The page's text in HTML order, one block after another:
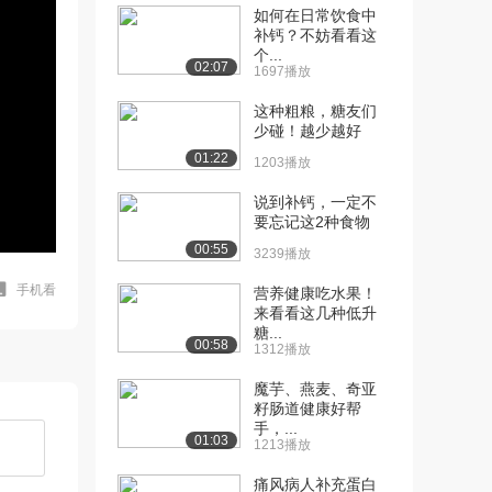
手机看
02:07
如何在日常饮食中
补钙？不妨看看这
个...
1697播放
01:22
这种粗粮，糖友们
少碰！越少越好
1203播放
00:55
说到补钙，一定不
要忘记这2种食物
3239播放
00:58
营养健康吃水果！
来看看这几种低升
糖...
1312播放
01:03
魔芋、燕麦、奇亚
籽肠道健康好帮
手，...
1213播放
痛风病人补充蛋白